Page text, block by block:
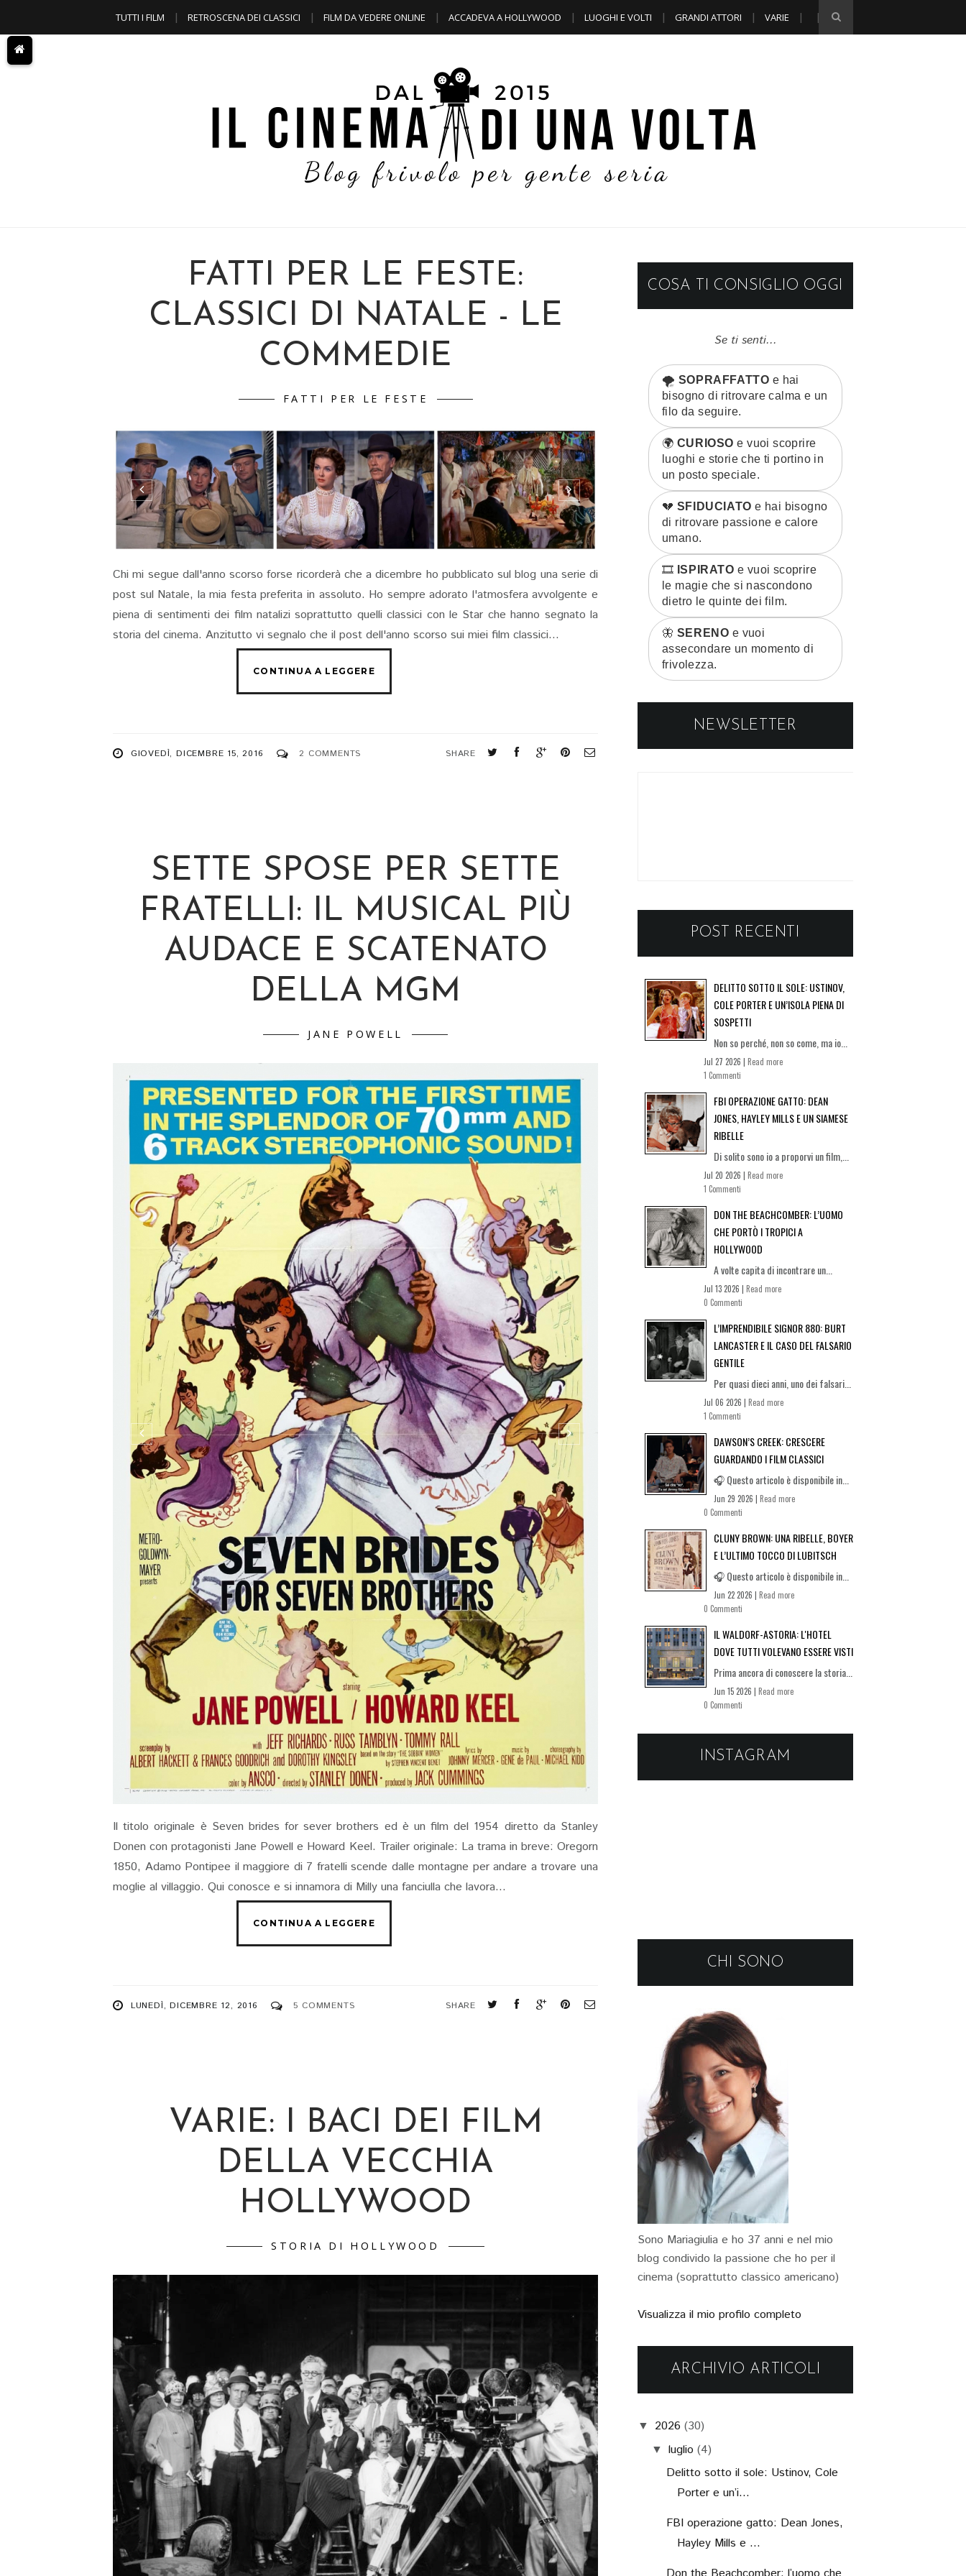
TUTTI I FILM RETROSCENA DEI CLASSICI FILM DA VEDERE ONLINE ACCADEVA A HOLLYWOOD LUOGHI E VOLTI GRANDI ATTORI VARIE
FATTI PER LE FESTE:
CLASSICI DI NATALE - LE
COMMEDIE
FATTI PER LE FESTE
Chi mi segue dall'anno scorso forse ricorderà che a dicembre ho pubblicato sul blog una serie di
post sul Natale, la mia festa preferita in assoluto. Ho sempre adorato l'atmosfera avvolgente e
piena di sentimenti dei film natalizi soprattutto quelli classici con le Star che hanno segnato la
storia del cinema. Anzitutto vi segnalo che il post dell'anno scorso sui miei film classici...
GIOVEDÌ, DICEMBRE 15, 2016 2 COMMENTS SHARE
SETTE SPOSE PER SETTE
FRATELLI: IL MUSICAL PIÙ
AUDACE E SCATENATO
DELLA MGM
JANE POWELL
Il titolo originale è Seven brides for sever brothers ed è un film del 1954 diretto da Stanley
Donen con protagonisti Jane Powell e Howard Keel. Trailer originale: La trama in breve: Oregorn
1850, Adamo Pontipee il maggiore di 7 fratelli scende dalle montagne per andare a trovare una
moglie al villaggio. Qui conosce e si innamora di Milly una fanciulla che lavora...
LUNEDÌ, DICEMBRE 12, 2016 5 COMMENTS SHARE
VARIE: I BACI DEI FILM
DELLA VECCHIA
HOLLYWOOD
STORIA DI HOLLYWOOD
COSA TI CONSIGLIO OGGI
Se ti senti...
🌪️ SOPRAFFATTO e hai
bisogno di ritrovare calma e un
filo da seguire.
🌍 CURIOSO e vuoi scoprire
luoghi e storie che ti portino in
un posto speciale.
💔 SFIDUCIATO e hai bisogno
di ritrovare passione e calore
umano.
🎞️ ISPIRATO e vuoi scoprire
le magie che si nascondono
dietro le quinte dei film.
🦋 SERENO e vuoi
assecondare un momento di
frivolezza.
NEWSLETTER
POST RECENTI
DELITTO SOTTO IL SOLE: USTINOV,
COLE PORTER E UN’ISOLA PIENA DI
SOSPETTI
Non so perché, non so come, ma io...
Jul 27 2026 | Read more
1 Commenti
FBI OPERAZIONE GATTO: DEAN
JONES, HAYLEY MILLS E UN SIAMESE
RIBELLE
Di solito sono io a proporvi un film,...
Jul 20 2026 | Read more
1 Commenti
DON THE BEACHCOMBER: L’UOMO
CHE PORTÒ I TROPICI A
HOLLYWOOD
A volte capita di incontrare un...
Jul 13 2026 | Read more
0 Commenti
L’IMPRENDIBILE SIGNOR 880: BURT
LANCASTER E IL CASO DEL FALSARIO
GENTILE
Per quasi dieci anni, uno dei falsari...
Jul 06 2026 | Read more
1 Commenti
DAWSON’S CREEK: CRESCERE
GUARDANDO I FILM CLASSICI
🎧 Questo articolo è disponibile in...
Jun 29 2026 | Read more
0 Commenti
CLUNY BROWN: UNA RIBELLE, BOYER
E L’ULTIMO TOCCO DI LUBITSCH
🎧 Questo articolo è disponibile in...
Jun 22 2026 | Read more
0 Commenti
IL WALDORF-ASTORIA: L'HOTEL
DOVE TUTTI VOLEVANO ESSERE VISTI
Prima ancora di conoscere la storia...
Jun 15 2026 | Read more
0 Commenti
INSTAGRAM
CHI SONO
Sono Mariagiulia e ho 37 anni e nel mio
blog condivido la passione che ho per il
cinema (soprattutto classico americano)
Visualizza il mio profilo completo
ARCHIVIO ARTICOLI
▼ 2026 (30)
▼ luglio (4)
Delitto sotto il sole: Ustinov, Cole
Porter e un’i...
FBI operazione gatto: Dean Jones,
Hayley Mills e ...